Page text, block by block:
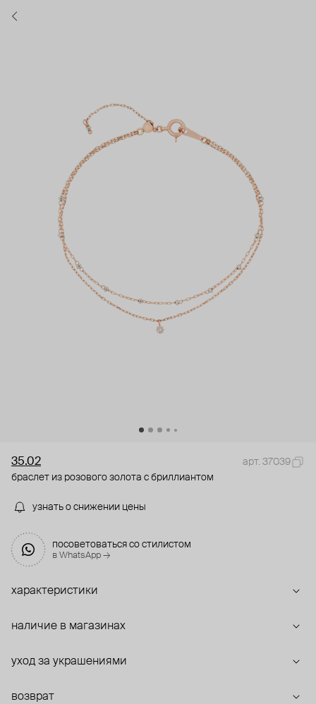
35.02
арт. 37039
браслет из розового золота с бриллиантом
узнать о снижении цены
посоветоваться со стилистом
в WhatsApp →
характеристики
наличие в магазинах
уход за украшениями
возврат